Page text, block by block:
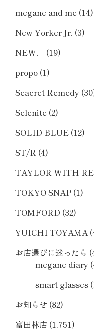
megane and me (14)
New Yorker Jr. (3)
NEW．
(19)
propo (1)
Seacret Remedy
Selenite (2)
SOLID BLUE (12)
ST/R (4)
TAYLOR WITH
TOKYO SNAP (1)
TOMFORD (32)
YUICHI TOYAMA
お店選びに迷ったら
megane diary
smart glasses
お知らせ (82)
富田林店 (1,751)